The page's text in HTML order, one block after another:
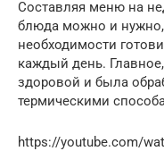
Составляя меню на
блюда можно и нужно,
необходимости
каждый день.
здоровой и была
термическими
https://youtube.com/